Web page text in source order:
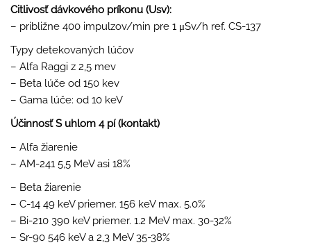
Citlivosť dávkového príkonu (Usv):
– približne 400 impulzov/min pre 1 μSv/h ref. CS-137
Typy detekovaných lúčov
– Alfa Raggi z 2,5 mev
– Beta lúče od 150 kev
– Gama lúče: od 10 keV
Účinnosť S uhlom 4 pí (kontakt)
– Alfa žiarenie
– AM-241 5,5 MeV asi 18%
– Beta žiarenie
– C-14 49 keV priemer. 156 keV max. 5.0%
– Bi-210 390 keV priemer. 1.2 MeV max. 30-32%
– Sr-90 546 keV a 2,3 MeV 35-38%